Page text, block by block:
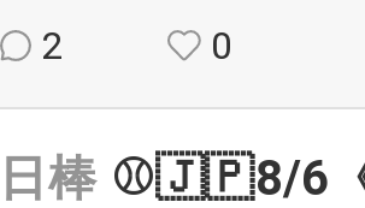
2
0
日棒 ⚾️🇯🇵8/6